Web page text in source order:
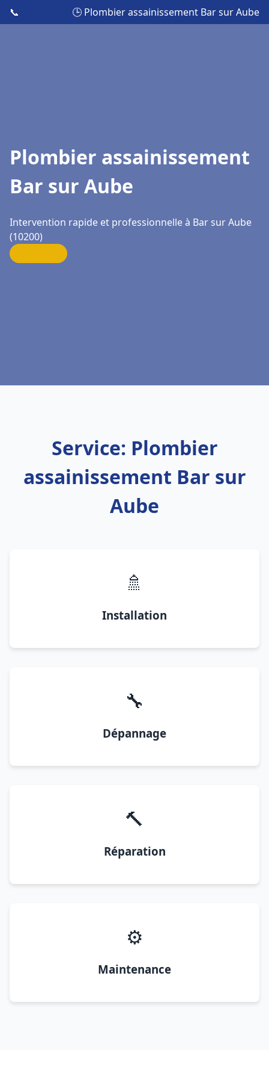
📞 🕒 Plombier assainissement Bar sur Aube
Plombier assainissement
Bar sur Aube
Intervention rapide et professionnelle à Bar sur Aube
(10200)
Service: Plombier
assainissement Bar sur
Aube
🚿
Installation
🔧
Dépannage
🔨
Réparation
⚙️
Maintenance